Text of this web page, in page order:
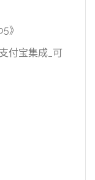
》
付宝集成_可